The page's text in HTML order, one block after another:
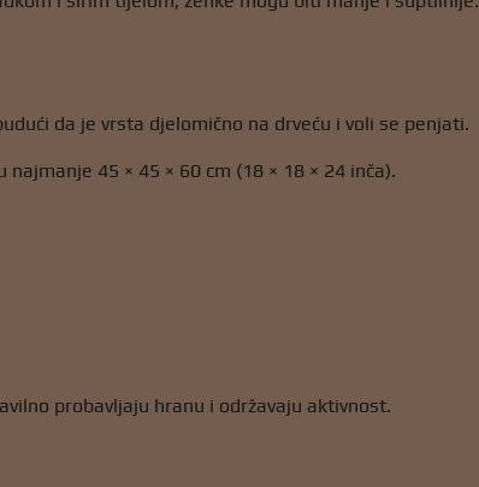
da je vrsta djelomično na drveću i voli se penjati.
45 × 45 × 60 cm (18 × 18 × 24 inča).
probavljaju hranu i održavaju aktivnost.